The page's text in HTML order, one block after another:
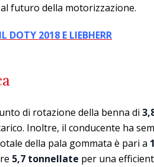
futuro della motorizzazione.
DOTY 2018 E LIEBHERR
di rotazione della benna di
Inoltre, il conducente ha
della pala gommata è pari a
5,7 tonnellate per una